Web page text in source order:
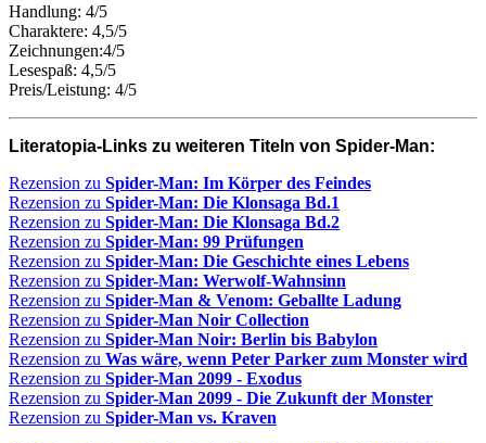
Handlung: 4/5
Charaktere: 4,5/5
Zeichnungen:4/5
Lesespaß: 4,5/5
Preis/Leistung: 4/5
Literatopia-Links zu weiteren Titeln von Spider-Man:
Rezension zu Spider-Man: Im Körper des Feindes
Rezension zu Spider-Man: Die Klonsaga Bd.1
Rezension zu Spider-Man: Die Klonsaga Bd.2
Rezension zu Spider-Man: 99 Prüfungen
Rezension zu Spider-Man: Die Geschichte eines Lebens
Rezension zu Spider-Man: Werwolf-Wahnsinn
Rezension zu Spider-Man & Venom: Geballte Ladung
Rezension zu Spider-Man Noir Collection
Rezension zu Spider-Man Noir: Berlin bis Babylon
Rezension zu Was wäre, wenn Peter Parker zum Monster wird
Rezension zu Spider-Man 2099 - Exodus
Rezension zu Spider-Man 2099 - Die Zukunft der Monster
Rezension zu Spider-Man vs. Kraven